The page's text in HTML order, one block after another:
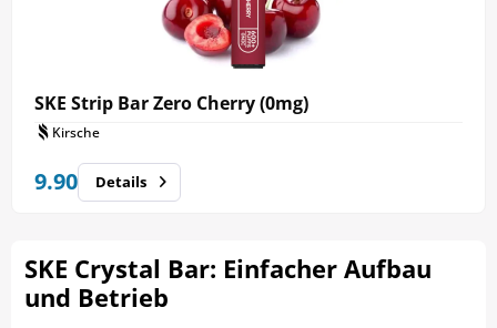
SKE Strip Bar Zero Cherry (0mg)
Kirsche
9.90 Details
SKE Crystal Bar: Einfacher Aufbau
und Betrieb